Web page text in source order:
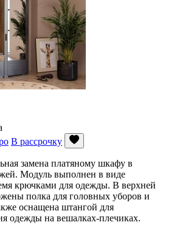
В рассрочку
замена платяному шкафу в
Модуль выполнен в виде
крючками для одежды. В верхней
полка для головных уборов и
оснащена штангой для
одежды на вешалках-плечиках.